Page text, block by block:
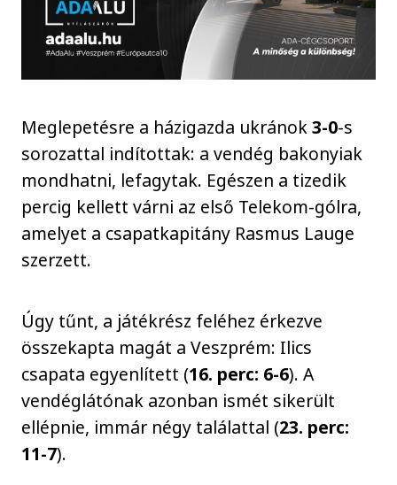
Meglepetésre a házigazda ukránok3-0-s
sorozattal indítottak: a vendég bakonyiak
mondhatni, lefagytak. Egészen a tizedik
percig kellett várni az első Telekom-gólra,
amelyet a csapatkapitány Rasmus Lauge
szerzett.
Úgy tűnt, a játékrész feléhez érkezve
összekapta magát a Veszprém: Ilics
csapata egyenlített (16. perc: 6-6). A
vendéglátónak azonban ismét sikerült
ellépnie, immár négy találattal (23. perc:
11-7).